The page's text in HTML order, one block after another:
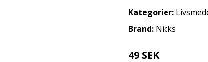
Kategorier:
Brand: Nicks
49 SEK